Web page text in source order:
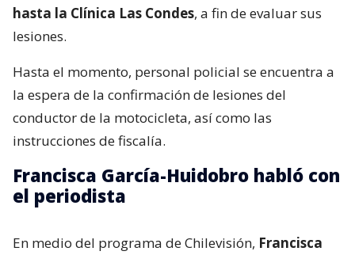
hasta la Clínica Las Condes, a fin de evaluar sus
lesiones.
Hasta el momento, personal policial se encuentra a
la espera de la confirmación de lesiones del
conductor de la motocicleta, así como las
instrucciones de fiscalía.
Francisca García-Huidobro habló con
el periodista
En medio del programa de Chilevisión, Francisca